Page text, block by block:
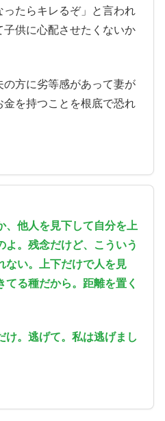
たらキレるぞ」と言われ
供に心配させたくないか
方に劣等感があって妻が
を持つことを根底で恐れ
、他人を見下して自分を上
よ。残念だけど、こういう
ない。上下だけで人を見
てる種だから。距離を置く
け。逃げて。私は逃げまし